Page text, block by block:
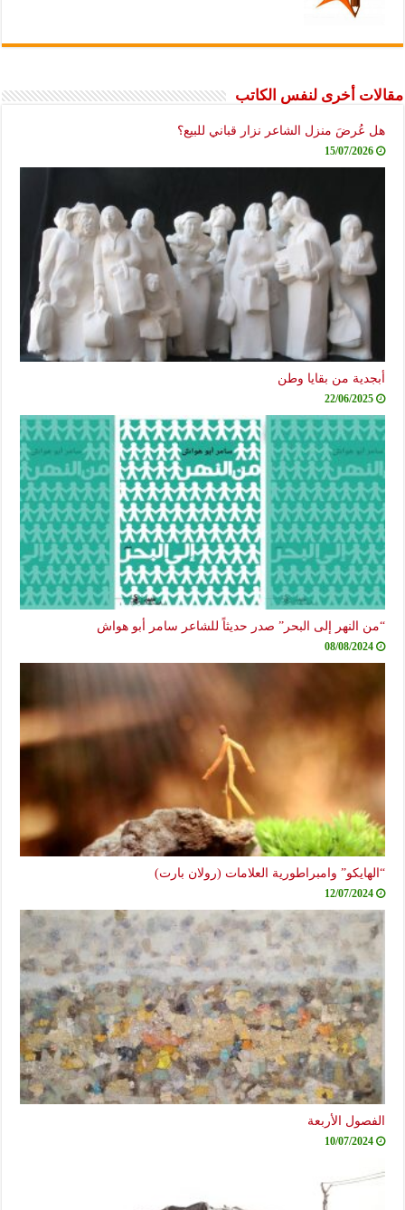
أخرى لنفس الكاتب
عُرضَ منزل الشاعر نزار قباني للبيع؟
15/07/2026
من بقايا وطن
22/06/2025
النهر إلى البحر” صدر حديثاً للشاعر سامر أبو هواش
08/08/2024
وامبراطورية العلامات (رولان بارت)
12/07/2024
الأربعة
10/07/2024